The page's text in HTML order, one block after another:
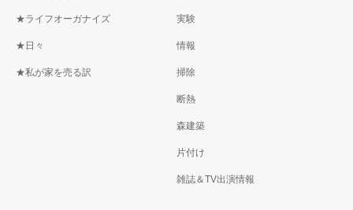
★ライフオーガナイズ
★日々
★私が家を売る訳
実験
情報
掃除
断熱
森建築
片付け
雑誌＆TV出演情報